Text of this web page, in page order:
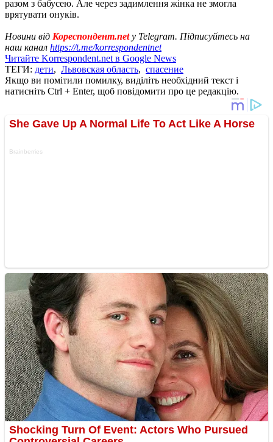
разом з бабусею. Але через задимлення жінка не змогла
врятувати онуків.
Новини від Кореспондент.netу Telegram. Підписуйтесь на
наш канал https://t.me/korrespondentnet
Читайте Korrespondent.net в Google News
ТЕГИ: дети, Львовская область, спасение
Якщо ви помітили помилку, виділіть необхідний текст і
натисніть Ctrl + Enter, щоб повідомити про це редакцію.